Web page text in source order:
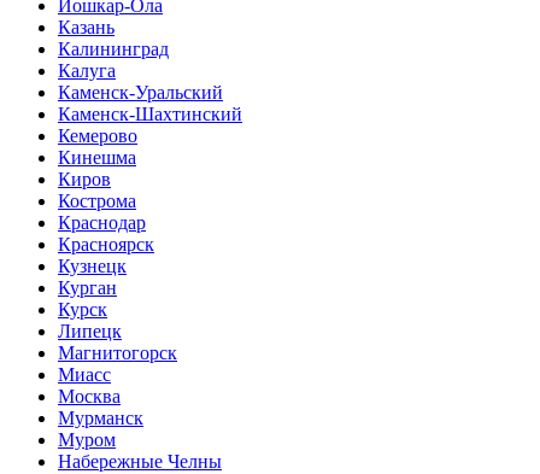
Йошкар-Ола
Казань
Калининград
Калуга
Каменск-Уральский
Каменск-Шахтинский
Кемерово
Кинешма
Киров
Кострома
Краснодар
Красноярск
Кузнецк
Курган
Курск
Липецк
Магнитогорск
Миасс
Москва
Мурманск
Муром
Набережные Челны